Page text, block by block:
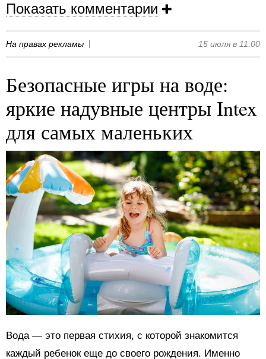
Показать комментарии
На правах рекламы 15 июля в 11:00
Безопасные игры на воде:
яркие надувные центры Intex
для самых маленьких
Вода — это первая стихия, с которой знакомится
каждый ребенок еще до своего рождения. Именно